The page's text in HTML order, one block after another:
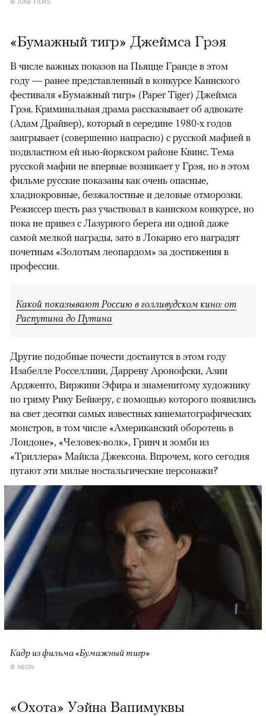
«Бумажный тигр» Джеймса Грэя
В числе важных показов на Пьяцце Гранде в этом
году — ранее представленный в конкурсе Каннского
фестиваля «Бумажный тигр» (Paper Tiger) Джеймса
Грэя. Криминальная драма рассказывает об адвокате
(Адам Драйвер), который в середине 1980-х годов
заигрывает (совершенно напрасно) с русской мафией в
подвластном ей нью-йоркском районе Квинс. Тема
русской мафии не впервые возникает у Грэя, но в этом
фильме русские показаны как очень опасные,
хладнокровные, безжалостные и деловые отморозки.
Режиссер шесть раз участвовал в каннском конкурсе, но
пока не привез с Лазурного берега ни одной даже
самой мелкой награды, зато в Локарно его наградят
почетным «Золотым леопардом» за достижения в
профессии.
Какой показывают Россию в голливудском кино: от
Распутина до Путина
Другие подобные почести достанутся в этом году
Изабелле Росселлини, Даррену Аронофски, Азии
Ардженто, Виржини Эфира и знаменитому художнику
по гриму Рику Бейкеру, с помощью которого появились
на свет десятки самых известных кинематографических
монстров, в том числе «Американский оборотень в
Лондоне», «Человек-волк», Гринч и зомби из
«Триллера» Майкла Джексона. Впрочем, кого сегодня
пугают эти милые ностальгические персонажи?
Кадр из фильма «Бумажный тигр»
© NEON
«Охота» Уэйна Вапимуквы